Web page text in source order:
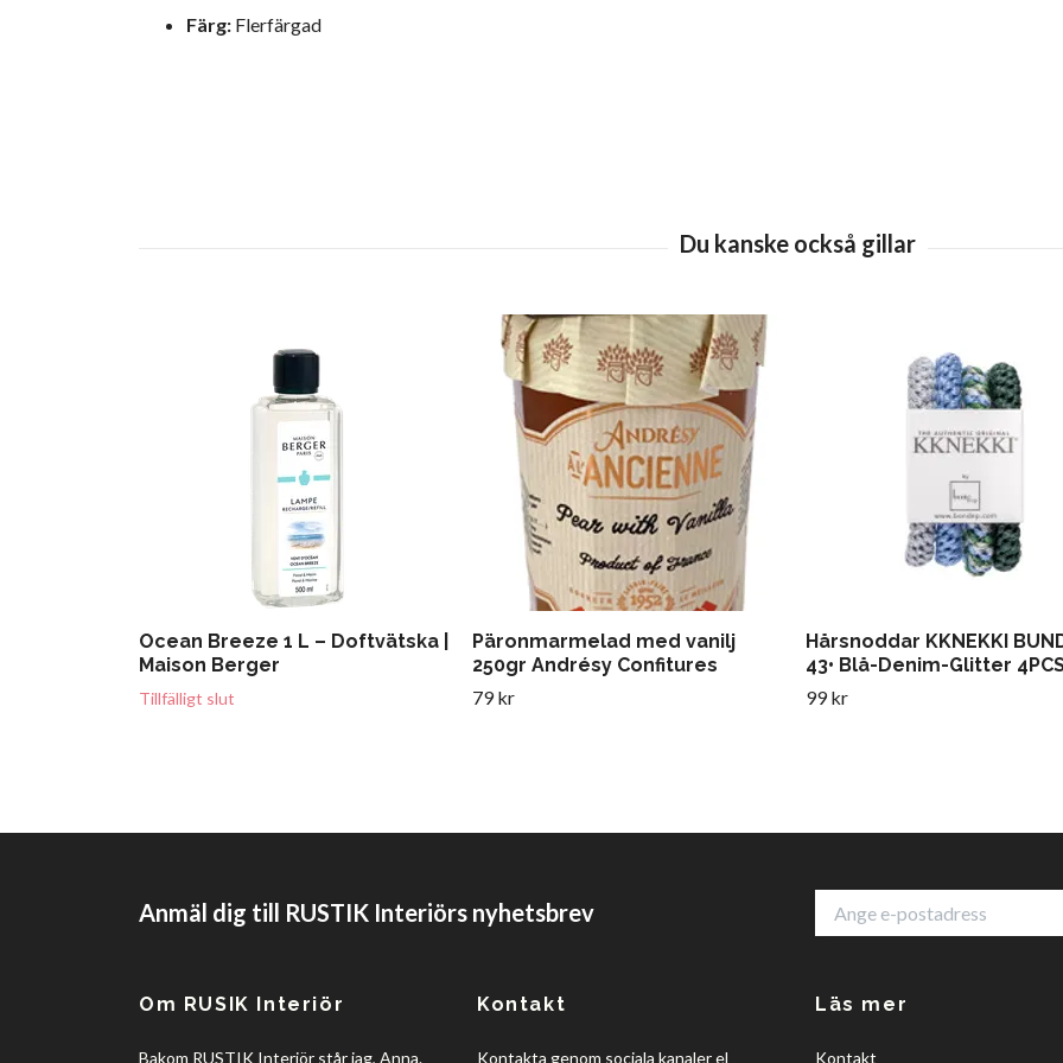
Färg: Flerfärgad
Ocean Breeze 1 L – Doftvätska |
Maison Berger
Tillfälligt slut
Päronmarmelad med vanilj
250gr Andrésy Confitures
79 kr
Hårsnoddar KKNEKKI
43• Blå-Denim-Glitter
99 kr
Anmäl dig till RUSTIK Interiörs nyhetsbrev
Om RUSIK Interiör
Bakom RUSTIK Interiör står jag, Anna.
Kontakt
Kontakta genom sociala kanaler el
Läs mer
Kontakt